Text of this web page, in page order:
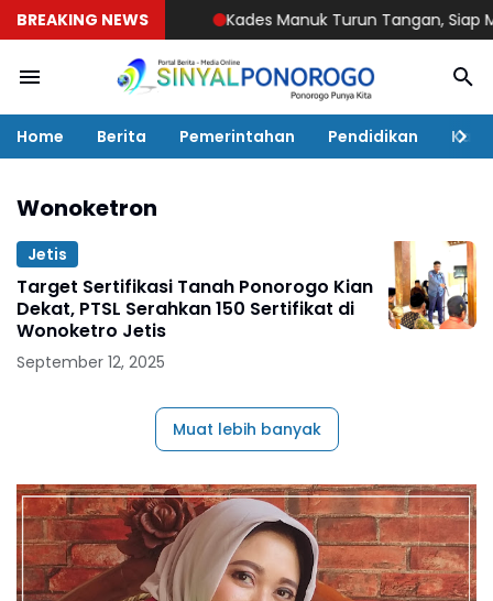
BREAKING NEWS Kades Manuk Turun Tangan, Siap
Home Berita Pemerintahan Pendidikan
Wonoketron
Jetis
Target Sertifikasi Tanah Ponorogo Kian
Dekat, PTSL Serahkan 150 Sertifikat di
Wonoketro Jetis
September 12, 2025
Muat lebih banyak